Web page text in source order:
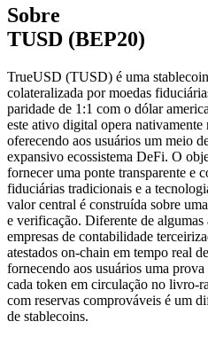
Sobre
TUSD (BEP20)
TrueUSD (TUSD) é uma
colateralizada por moedas
paridade de 1:1 com o dólar
este ativo digital opera
oferecendo aos usuários um meio
expansivo ecossistema DeFi. O
fornecer uma ponte transparente e
fiduciárias tradicionais e a
valor central é construída sobre
e verificação. Diferente de
empresas de contabilidade
atestados on-chain em tempo real
fornecendo aos usuários uma
cada token em circulação no livro-
com reservas comprováveis é um
de stablecoins.